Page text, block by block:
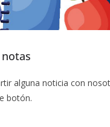
alguna noticia con
botón.